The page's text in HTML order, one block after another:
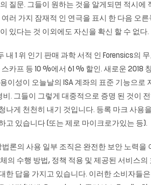
질문. 그들이 원하는 것을 알게되면 적시
러 가지 잠재적 인 연극을 표시 한 다음 오
있다는 것 이외에도 자신을 확신 할 수 없다.
내 1 위 인기 판매 과학 서적 인 Forensics의
카프 등 10 %에서 61 % 할인. 새로운 2018
이성이 오늘날의 ISA 계좌의 표준 기능으
. 그들이 그렇게 대중적으로 증명 된 것이
나게 천천히 내기 것입니다. 등록 마크 사용
고 있습니다 (또는 제로 마이크로가있는 등).
론의 사용 일부 조직은 완전한 보안 노력
의 수행 방법, 정책 적용 및 제공된 서비스
한 답을 가지고 있습니다. 이러한 소비자들